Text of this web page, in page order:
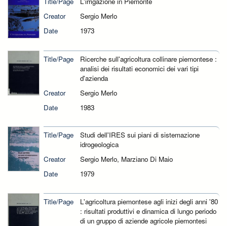
Creator
Sergio Merlo
Date
1973
Title/Page
Ricerche sull'agricoltura collinare piemontese :
analisi dei risultati economici dei vari tipi
d'azienda
Creator
Sergio Merlo
Date
1983
Title/Page
Studi dell'IRES sui piani di sistemazione
idrogeologica
Creator
Sergio Merlo, Marziano Di Maio
Date
1979
Title/Page
L'agricoltura piemontese agli inizi degli anni '80
: risultati produttivi e dinamica di lungo periodo
di un gruppo di aziende agricole piemontesi